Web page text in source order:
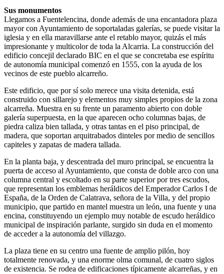
Sus monumentos
Llegamos a Fuentelencina, donde además de una encantadora plaza
mayor con Ayuntamiento de soportaladas galerías, se puede visitar la
iglesia y en ella maravillarse ante el retablo mayor, quizás el más
impresionante y multicolor de toda la Alcarria. La construcción del
edificio concejil declarado BIC en el que se concretaba ese espíritu
de autonomía municipal comenzó en 1555, con la ayuda de los
vecinos de este pueblo alcarreño.
Este edificio, que por sí solo merece una visita detenida, está
construido con sillarejo y elementos muy simples propios de la zona
alcarreña. Muestra en su frente un paramento abierto con doble
galería superpuesta, en la que aparecen ocho columnas bajas, de
piedra caliza bien tallada, y otras tantas en el piso principal, de
madera, que soportan arquitrabados dinteles por medio de sencillos
capiteles y zapatas de madera tallada.
En la planta baja, y descentrada del muro principal, se encuentra la
puerta de acceso al Ayuntamiento, que consta de doble arco con una
columna central y escoltado en su parte superior por tres escudos,
que representan los emblemas heráldicos del Emperador Carlos I de
España, de la Orden de Calatrava, señora de la Villa, y del propio
municipio, que partido en mantel muestra un león, una fuente y una
encina, constituyendo un ejemplo muy notable de escudo heráldico
municipal de inspiración parlante, surgido sin duda en el momento
de acceder a la autonomía del villazgo.
La plaza tiene en su centro una fuente de amplio pilón, hoy
totalmente renovada, y una enorme olma comunal, de cuatro siglos
de existencia. Se rodea de edificaciones típicamente alcarreñas, y en